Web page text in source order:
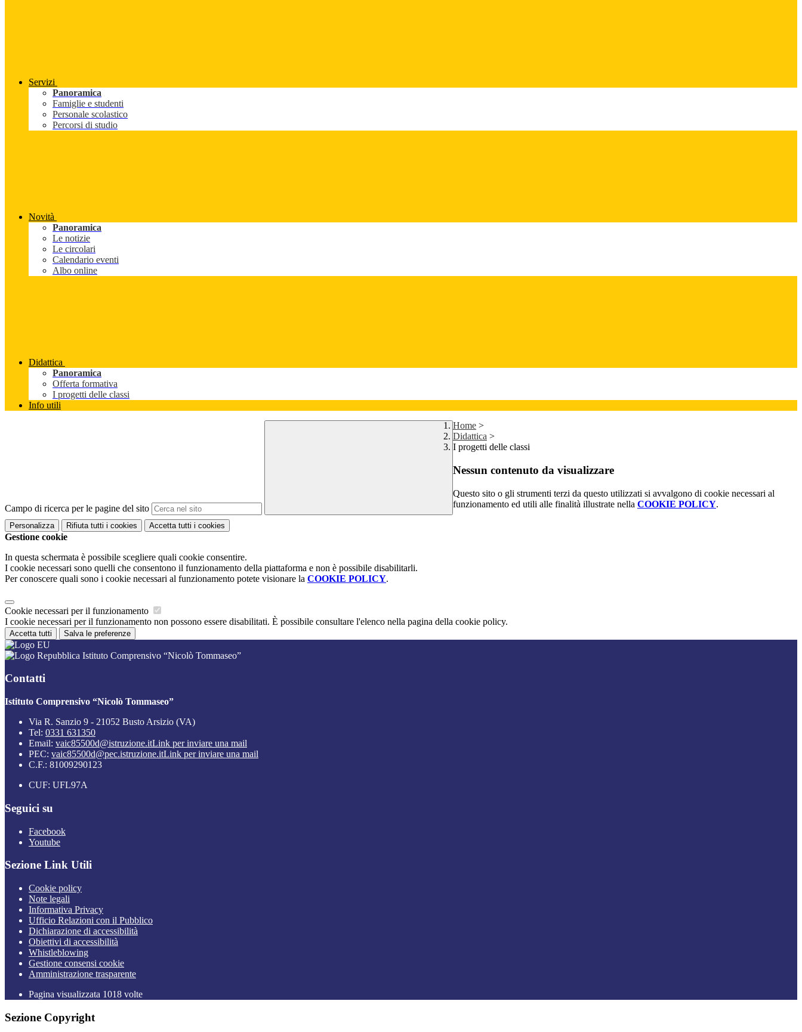
Servizi
Panoramica
Famiglie e studenti
Personale scolastico
Percorsi di studio
Novità
Panoramica
Le notizie
Le circolari
Calendario eventi
Albo online
Didattica
Panoramica
Offerta formativa
I progetti delle classi
Info utili
Campo di ricerca per le pagine del sito
Home >
Didattica >
I progetti delle classi
Nessun contenuto da visualizzare
Questo sito o gli strumenti terzi da questo utilizzati si avvalgono di cookie necessari al
funzionamento ed utili alle finalità illustrate nella COOKIE POLICY.
Personalizza Rifiuta tutti i cookies Accetta tutti i cookies
Gestione cookie
In questa schermata è possibile scegliere quali cookie consentire.
I cookie necessari sono quelli che consentono il funzionamento della piattaforma e non è possibile disabilitarli.
Per conoscere quali sono i cookie necessari al funzionamento potete visionare la COOKIE POLICY.
Cookie necessari per il funzionamento
I cookie necessari per il funzionamento non possono essere disabilitati. È possibile consultare l'elenco nella pagina della cookie policy.
Accetta tutti Salva le preferenze
Istituto Comprensivo “Nicolò Tommaseo”
Contatti
Istituto Comprensivo “Nicolò Tommaseo”
Via R. Sanzio 9 - 21052 Busto Arsizio (VA)
Tel: 0331 631350
Email: vaic85500d@istruzione.itLink per inviare una mail
PEC: vaic85500d@pec.istruzione.itLink per inviare una mail
C.F.: 81009290123
CUF: UFL97A
Seguici su
Facebook
Youtube
Sezione Link Utili
Cookie policy
Note legali
Informativa Privacy
Ufficio Relazioni con il Pubblico
Dichiarazione di accessibilità
Obiettivi di accessibilità
Whistleblowing
Gestione consensi cookie
Amministrazione trasparente
Pagina visualizzata 1018 volte
Sezione Copyright